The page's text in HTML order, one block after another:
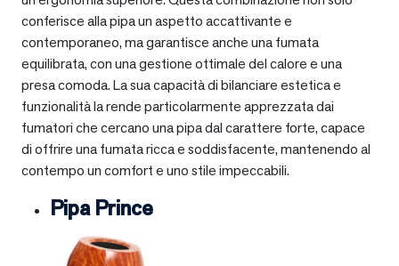
conferisce alla pipa un aspetto accattivante e
contemporaneo, ma garantisce anche una fumata
equilibrata, con una gestione ottimale del calore e una
presa comoda. La sua capacità di bilanciare estetica e
funzionalità la rende particolarmente apprezzata dai
fumatori che cercano una pipa dal carattere forte, capace
di offrire una fumata ricca e soddisfacente, mantenendo al
contempo un comfort e uno stile impeccabili.
Pipa Prince